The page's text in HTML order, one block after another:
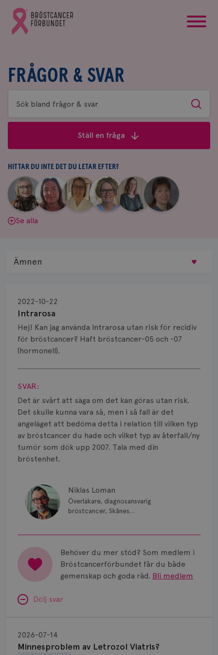
Gå
till
Bröstcancerförbundets
FRÅGOR & SVAR
Sök
bland
&
svar
Sök
Ställ en fråga
HITTAR DU INTE DET DU LETAR EFTER?
Aina
Johnsson
|
Anne
Andersson
Fredrika
Killander
|
Jeanette
Bäcklund
|
Maria
Edegran
|
Yvette
Andersson
Se alla
Intrarosa
2022-10-22
Hej! Kan jag använda Intrarosa utan risk för recidiv
för bröstcancer? Haft bröstcancer-05 och -07
(hormonell).
Visa svar
SVAR:
Det är svårt att säga om det kan göras utan risk.
Det skulle kunna vara så, men i så fall är det
angeläget att bedöma detta i relation till vilken typ
av bröstcancer du hade och vilket typ av återfall/ny
tumör som dök upp 2007. Tala med din
bröstenhet.
Niklas Loman
Överläkare, diagnosansvarig
bröstcancer, Skånes
Behöver du mer stöd? Som medlem i
Bröstcancerförbundet får du både
gemenskap och goda råd. Bli medlem
Dölj svar
Minnesproblem av Letrozol Viatris?
2026-07-14
Letrozol
Ämnen
Biopsi
Biverkningar
Bröstvårta
Typ av bröstcancer
Smärta
Prognos
Spridd bröstcancer
Vätska